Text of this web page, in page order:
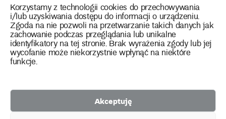
Korzystamy z technologii cookies do przechowywania
i/lub uzyskiwania dostępu do informacji o urządzeniu.
Zgoda na nie pozwoli na przetwarzanie takich danych jak
zachowanie podczas przeglądania lub unikalne
identyfikatory na tej stronie. Brak wyrażenia zgody lub jej
wycofanie może niekorzystnie wpłynąć na niektóre
funkcje.
Akceptuję
Kontakt
instagram
twitterfacebookyoutube
tiktok
2026 Copyright by Muzeum Narodowe we Wrocławiu
Polityka prywatności